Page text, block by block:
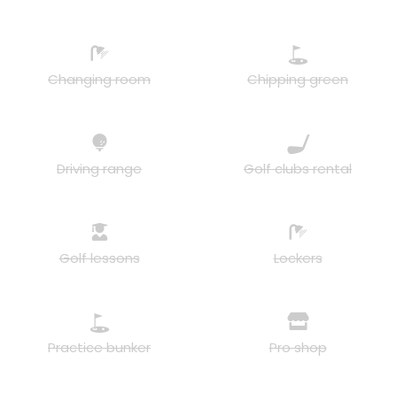
Changing room Chipping green
Driving range Golf clubs rental
Golf lessons Lockers
Practice bunker Pro shop